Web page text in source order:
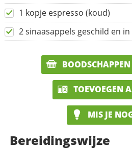
1 kopje espresso (koud)
2 sinaasappels geschild en
TOEVOEGEN
MIS JE
Bereidingswijze